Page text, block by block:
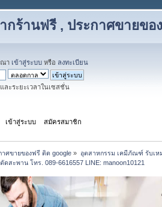
กร้านฟรี , ประกาศขายขอ
ณา เข้าสู่ระบบ หรือ ลงทะเบียน
ละระยะเวลาในเซสชั่น
เข้าสู่ระบบ สมัครสมาชิก
ศขายของฟรี ติด google » อุตสาหกรรม เคมีภัณฑ์ รับเห
สะพาน โทร. 089-6616557 LINE: manoon10121